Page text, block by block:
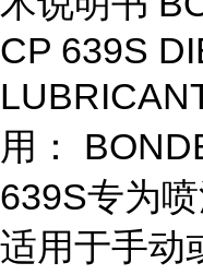
CP 639S
用：
639S专为
适用于手动